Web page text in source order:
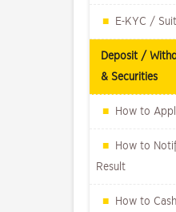
E-KYC /
Deposit /
& Securities
How to
How to
Result
How to